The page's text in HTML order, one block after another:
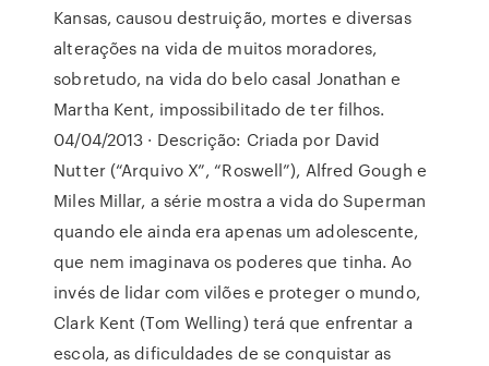
Kansas, causou destruição, mortes e diversas
alterações na vida de muitos moradores,
sobretudo, na vida do belo casal Jonathan e
Martha Kent, impossibilitado de ter filhos.
04/04/2013 · Descrição: Criada por David
Nutter (“Arquivo X”, “Roswell”), Alfred Gough e
Miles Millar, a série mostra a vida do Superman
quando ele ainda era apenas um adolescente,
que nem imaginava os poderes que tinha. Ao
invés de lidar com vilões e proteger o mundo,
Clark Kent (Tom Welling) terá que enfrentar a
escola, as dificuldades de se conquistar as